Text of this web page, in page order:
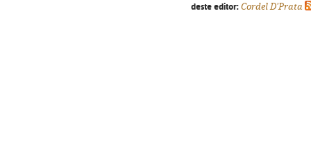
deste editor: Cordel D'Prata